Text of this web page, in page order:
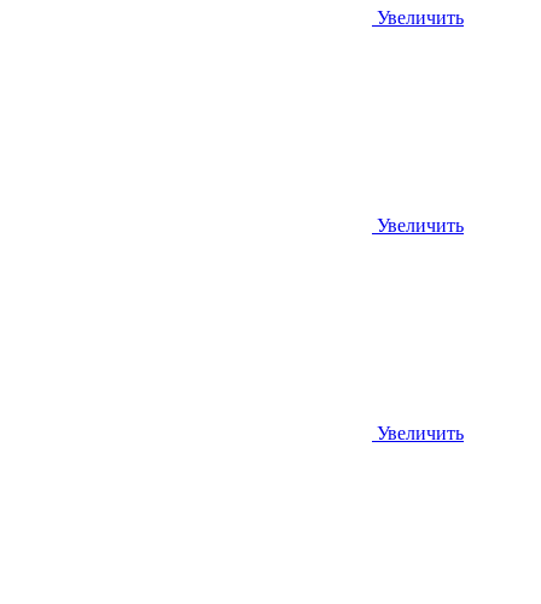
Увеличить
Увеличить
Увеличить